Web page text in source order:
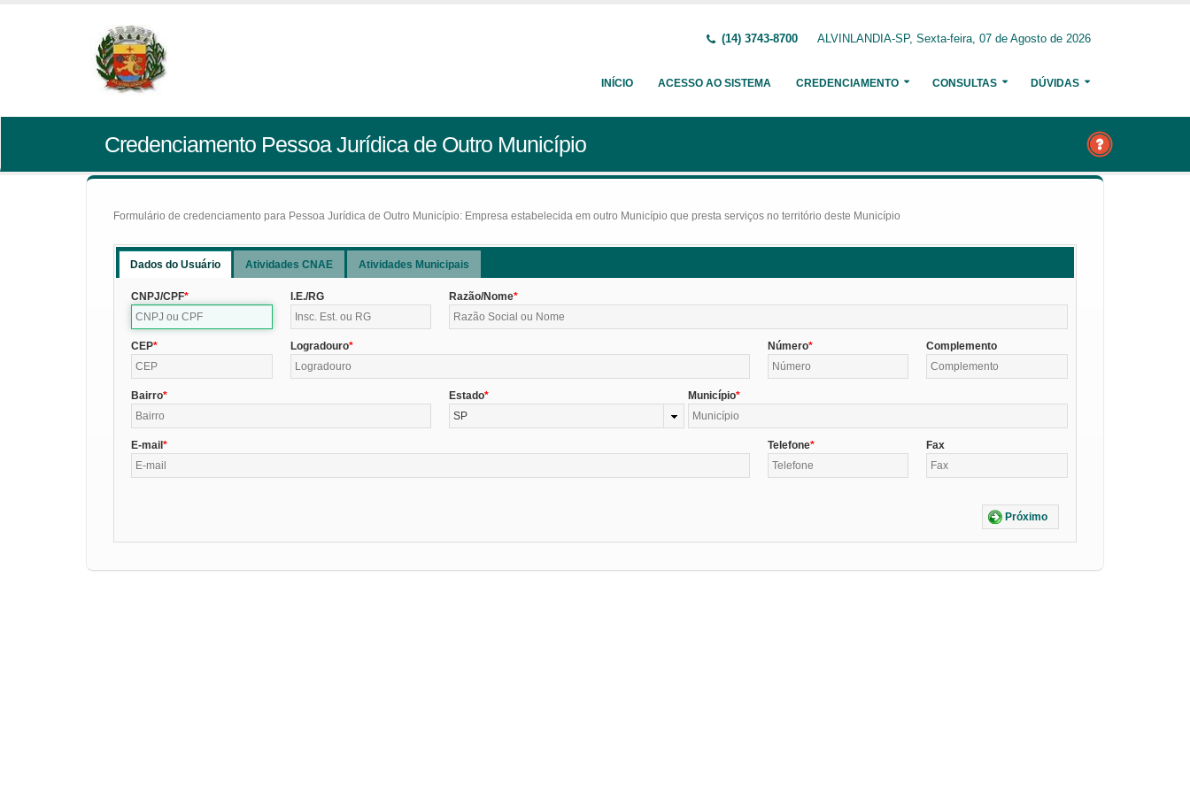
(14) 3743-8700 ALVINLANDIA-SP, Sexta-feira, 07 de Agosto de 2026
INÍCIO ACESSO AO SISTEMA CREDENCIAMENTO CONSULTAS DÚVIDAS
Credenciamento Pessoa Jurídica de Outro Município
Formulário de credenciamento para Pessoa Jurídica de Outro Município: Empresa estabelecida em outro Município que presta serviços no território deste Município
Dados do Usuário Atividades CNAE Atividades Municipais
CNPJ/CPF I.E./RG Razão/Nome
CEP Logradouro Número Complemento
Bairro
Estado
SP
Município
E-mail Telefone Fax
Próximo